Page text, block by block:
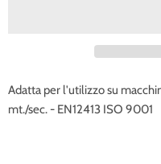
Adatta per l'utilizzo su
mt./sec. - EN12413 ISO 9001